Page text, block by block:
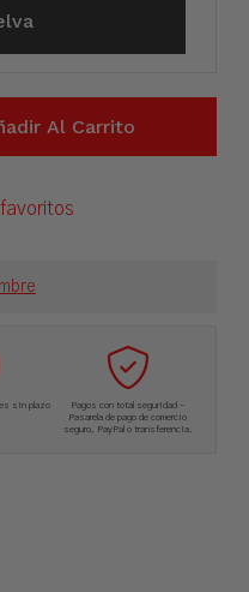
Al Carrito
sin plazo
Pagos con total seguridad –
Pasarela de pago de comercio
seguro, PayPal o transferencia.